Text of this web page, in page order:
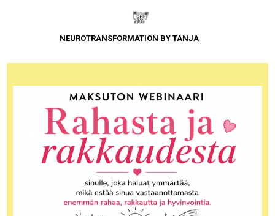
NEUROTRANSFORMATION BY TANJA